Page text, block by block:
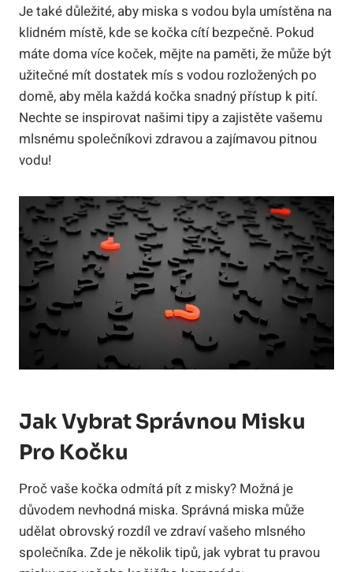
Je také důležité, aby miska s vodou byla umístěna na
klidném místě, kde se kočka cítí bezpečně. Pokud
máte doma více koček, mějte na paměti, že může být
užitečné mít dostatek mís s vodou rozložených po
domě, aby měla každá kočka snadný přístup k pití.
Nechte se inspirovat našimi tipy a zajistěte vašemu
mlsnému společníkovi zdravou a zajímavou pitnou
vodu!
Jak Vybrat Správnou Misku
Pro Kočku
Proč vaše kočka odmítá pít z misky? Možná je
důvodem nevhodná miska. Správná miska může
udělat obrovský rozdíl ve zdraví vašeho mlsného
společníka. Zde je několik tipů, jak vybrat tu pravou